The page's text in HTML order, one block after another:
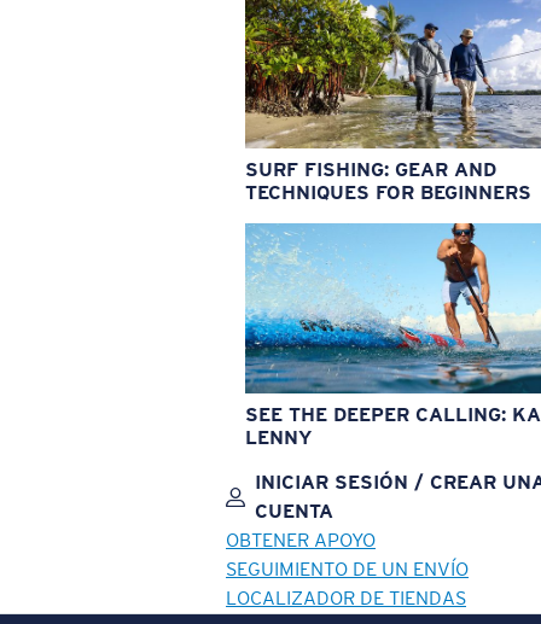
SURF FISHING: GEAR AND
TECHNIQUES FOR BEGINNERS
SEE THE DEEPER CALLING:
LENNY
INICIAR SESIÓN / CREAR
CUENTA
OBTENER APOYO
SEGUIMIENTO DE UN ENVÍO
LOCALIZADOR DE TIENDAS